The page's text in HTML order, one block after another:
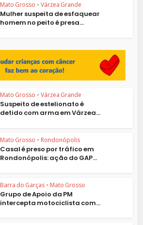
Mato Grosso • Várzea Grande
Mulher suspeita de esfaquear
homem no peito é presa...
Mato Grosso • Várzea Grande
Suspeito de estelionato é
detido com arma em Várzea...
Mato Grosso • Rondonópolis
Casal é preso por tráfico em
Rondonópolis: ação do GAP...
Barra do Garças • Mato Grosso
Grupo de Apoio da PM
intercepta motociclista com...